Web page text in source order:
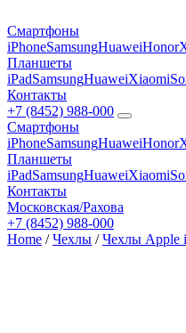
Смартфоны
iPhoneSamsungHuaweiHonor
Планшеты
iPadSamsungHuaweiXiaomi
Контакты
+7 (8452) 988-000
Смартфоны
iPhoneSamsungHuaweiHonor
Планшеты
iPadSamsungHuaweiXiaomi
Контакты
Московская/Рахова
+7 (8452) 988-000
Home /Чехлы /Чехлы Apple